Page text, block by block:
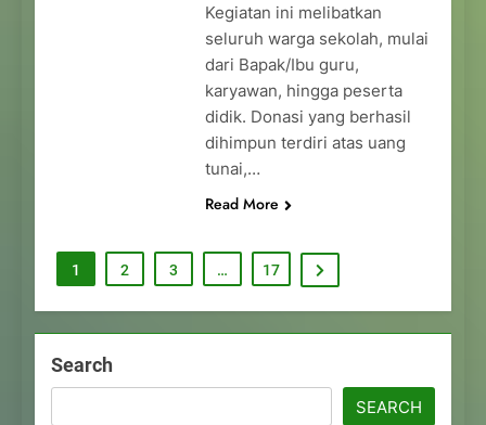
Kegiatan ini melibatkan
seluruh warga sekolah, mulai
dari Bapak/Ibu guru,
karyawan, hingga peserta
didik. Donasi yang berhasil
dihimpun terdiri atas uang
tunai,…
Read More
1 2 3 … 17
Search
SEARCH